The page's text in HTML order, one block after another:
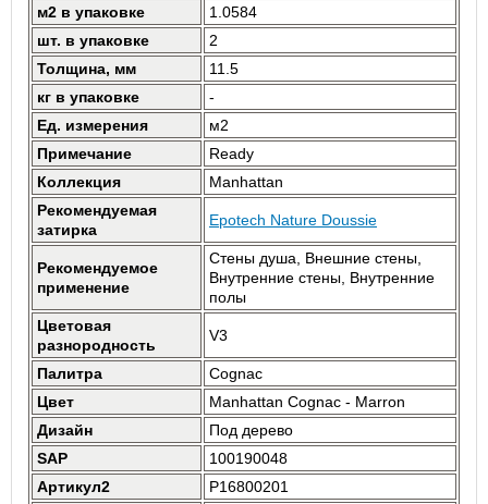
м2 в упаковке
1.0584
шт. в упаковке
2
Толщина, мм
11.5
кг в упаковке
-
Ед. измерения
м2
Примечание
Ready
Коллекция
Manhattan
Рекомендуемая
затирка
Epotech Nature Doussie
Рекомендуемое
применение
Стены душа, Внешние стены,
Внутренние стены, Внутренние
полы
Цветовая
разнородность
V3
Палитра
Cognac
Цвет
Manhattan Cognac - Marron
Дизайн
Под дерево
SAP
100190048
Артикул2
P16800201